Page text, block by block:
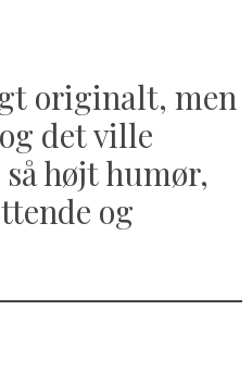
originalt, men
det ville
højt humør,
og